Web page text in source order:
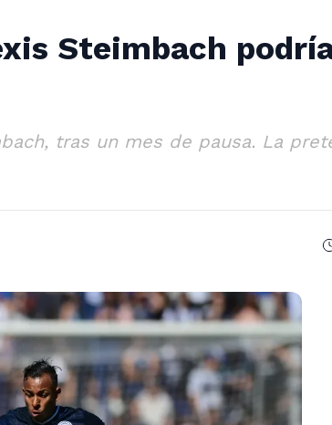
Steimbach
tras un mes de pausa. La